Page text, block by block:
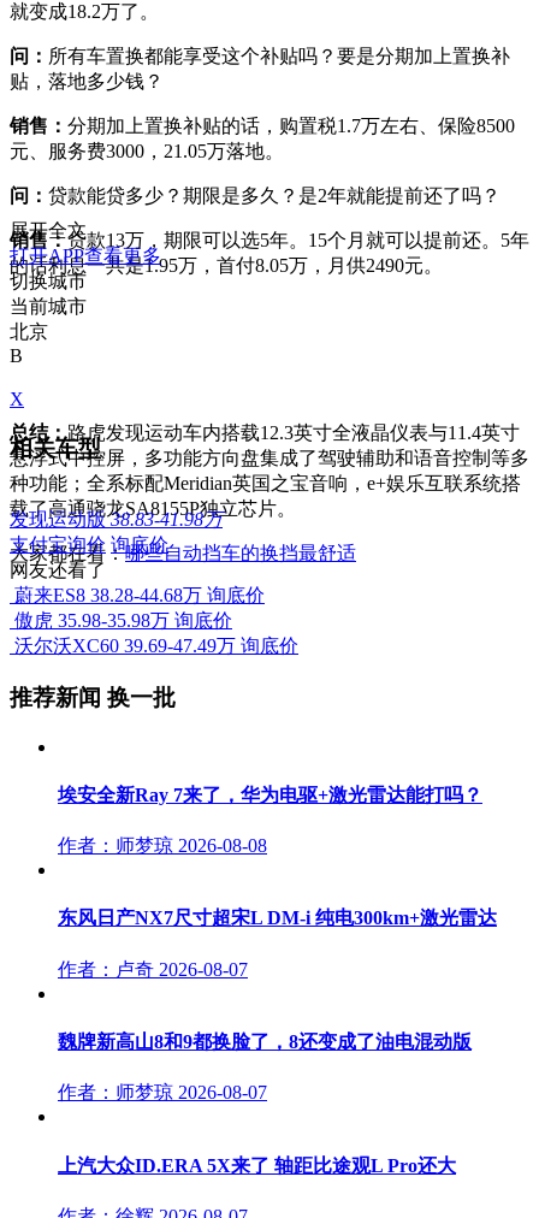
就变成18.2万了。​
问： 所有车置换都能享受这个补贴吗？要是分期加上置换补
贴，落地多少钱？​
销售： 分期加上置换补贴的话，购置税1.7万左右、保险8500
元、服务费3000，21.05万落地。​
问： 贷款能贷多少？期限是多久？是2年就能提前还了吗？​
销售：贷款13万，期限可以选5年。15个月就可以提前还。5年
的话利息一共是1.95万，首付8.05万，月供2490元。​
总结：路虎发现运动车内搭载12.3英寸全液晶仪表与11.4英寸
悬浮式中控屏，多功能方向盘集成了驾驶辅助和语音控制等多
种功能；全系标配Meridian英国之宝音响，e+娱乐互联系统搭
载了高通骁龙SA8155P独立芯片。
大家都在看：哪些自动挡车的换挡最舒适
展开全文
打开APP查看更多
切换城市
当前城市
北京
B
X
相关车型
发现运动版 38.83-41.98万
支付宝询价 询底价
网友还看了
蔚来ES8 38.28-44.68万 询底价
傲虎 35.98-35.98万 询底价
沃尔沃XC60 39.69-47.49万 询底价
推荐新闻 换一批
埃安全新Ray 7来了，华为电驱+激光雷达能打吗？
作者：师梦琼 2026-08-08
东风日产NX7尺寸超宋L DM-i 纯电300km+激光雷达
作者：卢奇 2026-08-07
魏牌新高山8和9都换脸了，8还变成了油电混动版
作者：师梦琼 2026-08-07
上汽大众ID.ERA 5X来了 轴距比途观L Pro还大